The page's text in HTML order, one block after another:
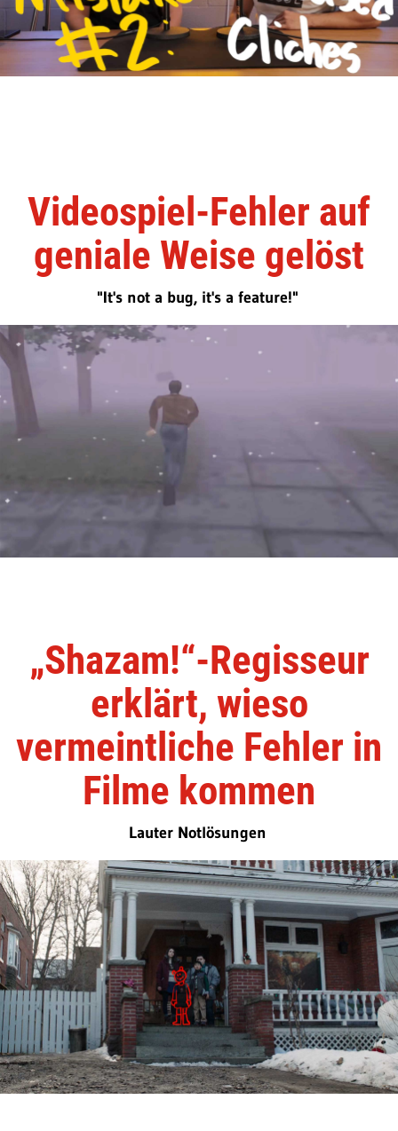
Videospiel-Fehler auf
geniale Weise gelöst
"It's not a bug, it's a feature!"
„Shazam!“-Regisseur
erklärt, wieso
vermeintliche Fehler in
Filme kommen
Lauter Notlösungen